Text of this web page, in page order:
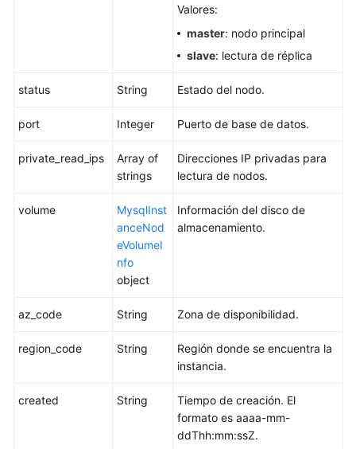
Consulta
instancias
base
Valores:
master: nodo principal
slave: lectura de réplica
status String Estado del nodo.
port Integer Puerto de base de datos.
private_read_ips
Array of
strings
Direcciones IP privadas para
lectura de nodos.
volume
MysqlInst
anceNod
eVolumeI
nfo
object
Información del disco de
almacenamiento.
az_code String Zona de disponibilidad.
region_code String
Región donde se encuentra la
instancia.
created String
Tiempo de creación. El
formato es aaaa-mm-
ddThh:mm:ssZ.